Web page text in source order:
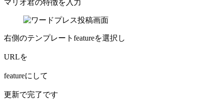
マリオ君の特徴を入力
右側のテンプレートfeatureを選択し
URLを
featureにして
更新で完了です